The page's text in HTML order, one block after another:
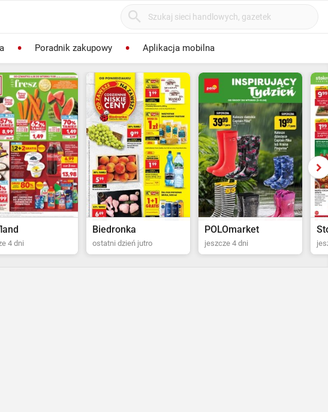
Poradnik zakupowy Aplikacja mobilna
dzień jutro
POLOmarket
jeszcze 4 dni jeszcze 5 dni